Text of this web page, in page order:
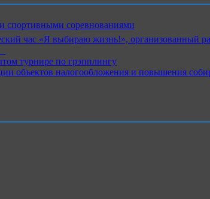
спортивными соревнованиями
час «Я выбираю жизнь!», организованный
турнире по грэпплингу
объектов налогообложения и повышения